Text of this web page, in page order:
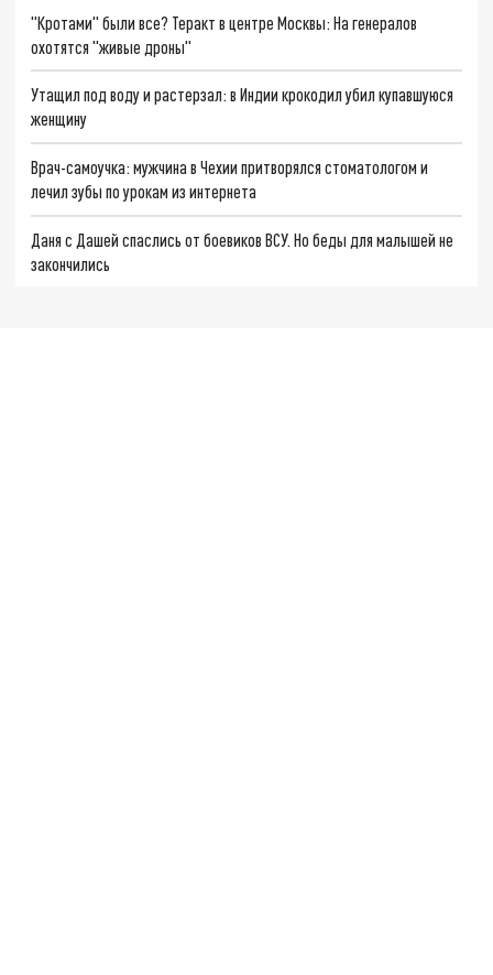
"Кротами" были все? Теракт в центре Москвы: На генералов
охотятся "живые дроны"
Утащил под воду и растерзал: в Индии крокодил убил купавшуюся
женщину
Врач-самоучка: мужчина в Чехии притворялся стоматологом и
лечил зубы по урокам из интернета
Даня с Дашей спаслись от боевиков ВСУ. Но беды для малышей не
закончились